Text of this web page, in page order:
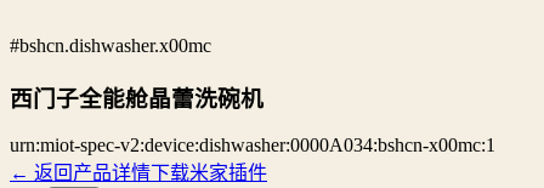
#bshcn.dishwasher.x00mc
西门子全能舱晶蕾洗碗机
urn:miot-spec-v2:device:dishwasher:0000A034:bshcn-x00mc:1
← 返回产品详情下载米家插件